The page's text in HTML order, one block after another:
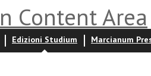
Content Area
Edizioni Studium Marcianum